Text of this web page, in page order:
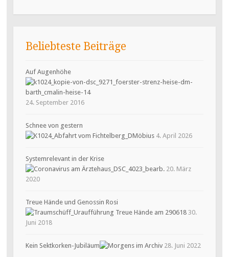
Beliebteste Beiträge
Auf Augenhöhe
24. September 2016
Schnee von gestern
4. April 2026
Systemrelevant in der Krise
20. März
2020
Treue Hände und Genossin Rosi
30.
Juni 2018
Kein Sektkorken-Jubiläum 28. Juni 2022